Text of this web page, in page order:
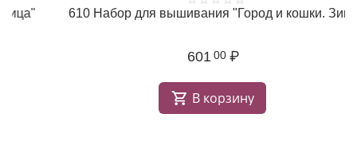
610 Набор для вышивания "Город и кошки. Зима"
₽
В корзину